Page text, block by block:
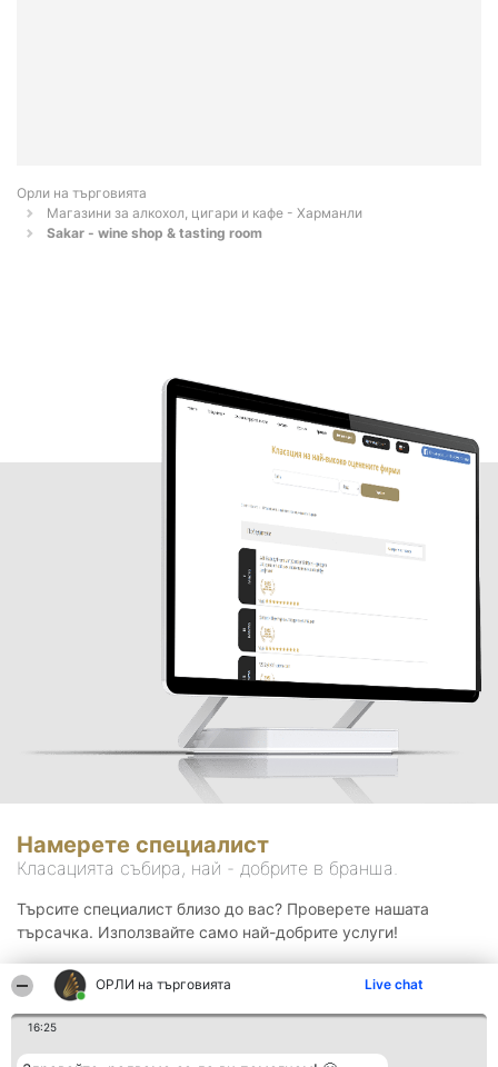
ОРЛИ на търговията Live chat
16:25
Орли на търговията
Магазини за алкохол, цигари и кафе - Харманли
Sakar - wine shop & tasting room
Намерете специалист
Класацията събира, най - добрите в бранша.
Търсите специалист близо до вас? Проверете нашата
търсачка. Използвайте само най-добрите услуги!